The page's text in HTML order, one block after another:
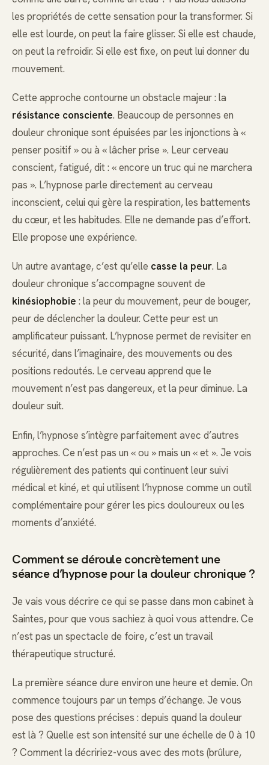
les propriétés de cette sensation pour la transformer. Si
elle est lourde, on peut la faire glisser. Si elle est chaude,
on peut la refroidir. Si elle est fixe, on peut lui donner du
mouvement.
Cette approche contourne un obstacle majeur : la
résistance consciente. Beaucoup de personnes en
douleur chronique sont épuisées par les injonctions à «
penser positif » ou à « lâcher prise ». Leur cerveau
conscient, fatigué, dit : « encore un truc qui ne marchera
pas ». L’hypnose parle directement au cerveau
inconscient, celui qui gère la respiration, les battements
du cœur, et les habitudes. Elle ne demande pas d’effort.
Elle propose une expérience.
Un autre avantage, c’est qu’elle casse la peur. La
douleur chronique s’accompagne souvent de
kinésiophobie : la peur du mouvement, peur de bouger,
peur de déclencher la douleur. Cette peur est un
amplificateur puissant. L’hypnose permet de revisiter en
sécurité, dans l’imaginaire, des mouvements ou des
positions redoutés. Le cerveau apprend que le
mouvement n’est pas dangereux, et la peur diminue. La
douleur suit.
Enfin, l’hypnose s’intègre parfaitement avec d’autres
approches. Ce n’est pas un « ou » mais un « et ». Je vois
régulièrement des patients qui continuent leur suivi
médical et kiné, et qui utilisent l’hypnose comme un outil
complémentaire pour gérer les pics douloureux ou les
moments d’anxiété.
Comment se déroule concrètement une
séance d’hypnose pour la douleur chronique ?
Je vais vous décrire ce qui se passe dans mon cabinet à
Saintes, pour que vous sachiez à quoi vous attendre. Ce
n’est pas un spectacle de foire, c’est un travail
thérapeutique structuré.
La première séance dure environ une heure et demie. On
commence toujours par un temps d’échange. Je vous
pose des questions précises : depuis quand la douleur
est là ? Quelle est son intensité sur une échelle de 0 à 10
? Comment la décririez-vous avec des mots (brûlure,